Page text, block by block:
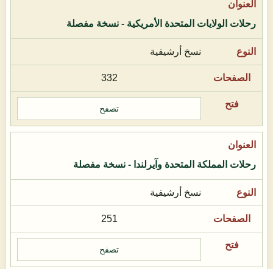
رحلات الولايات المتحدة الأمريكية - نسخة مفصلة
نسخ أرشيفية
332
تصفح
رحلات المملكة المتحدة وآيرلندا - نسخة مفصلة
نسخ أرشيفية
251
تصفح